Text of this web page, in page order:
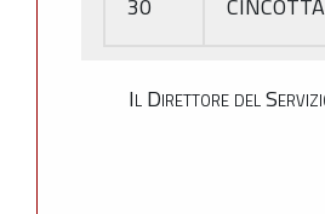
30 CINCOTTA
Il Direttore del